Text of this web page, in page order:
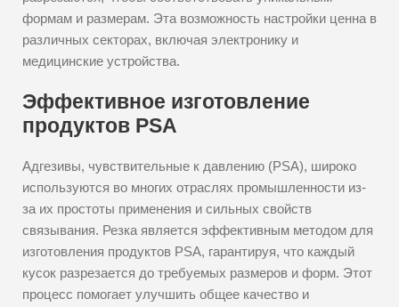
формам и размерам. Эта возможность настройки ценна в
различных секторах, включая электронику и
медицинские устройства.
Эффективное изготовление
продуктов PSA
Адгезивы, чувствительные к давлению (PSA), широко
используются во многих отраслях промышленности из-
за их простоты применения и сильных свойств
связывания. Резка является эффективным методом для
изготовления продуктов PSA, гарантируя, что каждый
кусок разрезается до требуемых размеров и форм. Этот
процесс помогает улучшить общее качество и